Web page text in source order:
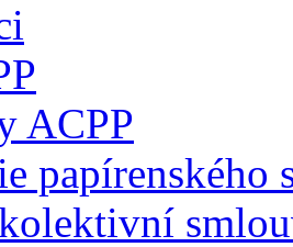
ACPP
papírenského